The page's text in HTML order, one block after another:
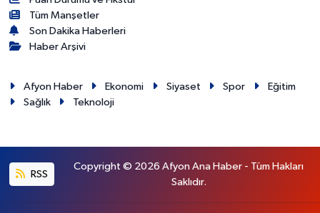
Tüm Manşetler
Son Dakika Haberleri
Haber Arşivi
Afyon Haber Ekonomi Siyaset Spor
Eğitim
Sağlık
Teknoloji
RSS
Copyright © 2026 Afyon Ana Haber - Tüm Hakları
Saklıdır.